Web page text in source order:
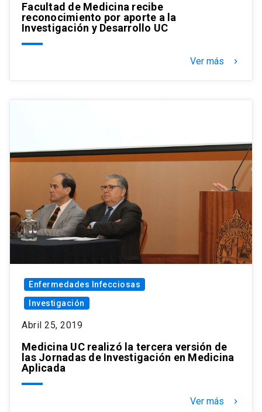
Facultad de Medicina recibe
reconocimiento por aporte a la
Investigación y Desarrollo UC
Ver más keyboard_arrow_right
Enfermedades Infecciosas
Investigación
Abril 25, 2019
Medicina UC realizó la tercera versión de
las Jornadas de Investigación en Medicina
Aplicada
Ver más keyboard_arrow_right